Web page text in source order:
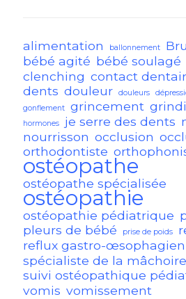
alimentation ballonnement
bébé agité bébé soulagé
clenching contact
dents douleur douleurs
gonflement
grincement
hormones
je serre des dents
nourrisson occlusion
orthodontiste
ostéopathe
ostéopathe spécialisée
ostéopathie
ostéopathie pédiatrique
pleurs de bébé
prise de poids
reflux gastro-œsophagien
spécialiste de la mâchoire
suivi ostéopathique
vomis vomissement